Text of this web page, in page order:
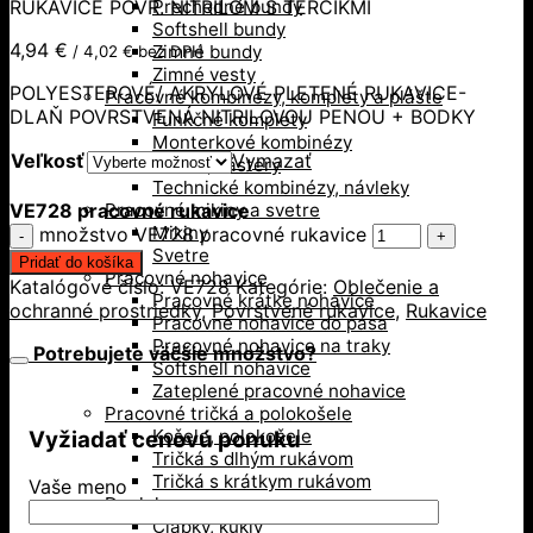
Prechodné bundy
Softshell bundy
Zimné bundy
Zimné vesty
Pracovné kombinézy, komplety a plášte
Funkčné komplety
Monterkové kombinézy
Plášte, zástery
Technické kombinézy, návleky
Pracovné mikiny a svetre
Mikiny
Svetre
Pracovné nohavice
Pracovné krátke nohavice
Pracovné nohavice do pása
Pracovné nohavice na traky
Softshell nohavice
Zateplené pracovné nohavice
Pracovné tričká a polokošele
Košele, polokošele
Tričká s dlhým rukávom
Tričká s krátkym rukávom
Doplnky
Čiapky, kukly
RUKAVICE POVR. NITRILOM S TERČÍKMI
4,94 € / 4,02 €bez DPH
POLYESTEROVÉ/ AKRYLOVÉ PLETENÉ RUKAVICE-
DLAŇ POVRSTVENÁ NITRILOVOU PENOU + BODKY
Veľkosť
Vymazať
VE728 pracovné rukavice
množstvo VE728 pracovné rukavice
Pridať do košíka
Katalógové číslo:VE728 Kategórie: Oblečenie a
ochranné prostriedky,Povrstvené rukavice, Rukavice
Potrebujete väčšie množstvo?
Vyžiadať cenovú ponuku
Vaše meno